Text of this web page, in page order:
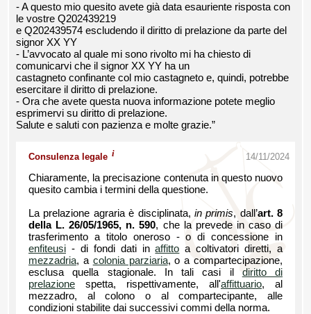
- A questo mio quesito avete già data esauriente risposta con
le vostre Q202439219
e Q202439574 escludendo il diritto di prelazione da parte del
signor XX YY
- L’avvocato al quale mi sono rivolto mi ha chiesto di
comunicarvi che il signor XX YY ha un
castagneto confinante col mio castagneto e, quindi, potrebbe
esercitare il diritto di prelazione.
- Ora che avete questa nuova informazione potete meglio
esprimervi su diritto di prelazione.
Salute e saluti con pazienza e molte grazie.”
Consulenza legale i 14/11/2024
Chiaramente, la precisazione contenuta in questo nuovo
quesito cambia i termini della questione.
La prelazione agraria è disciplinata, in primis, dall’art. 8
della L. 26/05/1965, n. 590, che la prevede in caso di
trasferimento a titolo oneroso - o di concessione in
enfiteusi - di fondi dati inaffitto a coltivatori diretti, a
mezzadria, a colonia parziaria, o a compartecipazione,
esclusa quella stagionale. In tali casi il diritto di
prelazione spetta, rispettivamente, all'affittuario, al
mezzadro, al colono o al compartecipante, alle
condizioni stabilite dai successivi commi della norma.